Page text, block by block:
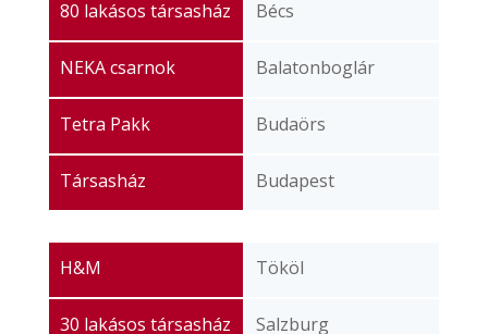
80 lakásos társasház
NEKA csarnok
Tetra Pakk
Társasház
Bécs
Balatonboglár
Budaörs
Budapest
H&M
30 lakásos társasház
Tököl
Salzburg